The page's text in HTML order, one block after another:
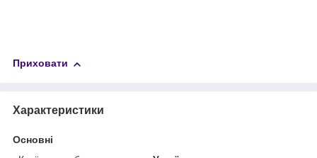
Приховати
Характеристики
Основні